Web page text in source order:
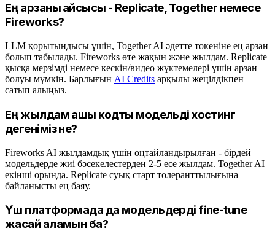
Ең арзаны қайсысы - Replicate, Together немесе
Fireworks?
LLM қорытындысы үшін, Together AI әдетте токеніне ең арзан
болып табылады. Fireworks өте жақын және жылдам. Replicate
қысқа мерзімді немесе кескін/видео жүктемелері үшін арзан
болуы мүмкін. Барлығын AI Credits арқылы жеңілдікпен
сатып алыңыз.
Ең жылдам ашық кодты модельді хостинг
дегеніміз не?
Fireworks AI жылдамдық үшін оңтайландырылған - бірдей
модельдерде жиі бәсекелестерден 2-5 есе жылдам. Together AI
екінші орында. Replicate суық старт толеранттылығына
байланысты ең баяу.
Үш платформада да модельдерді fine-tune
жасай аламын ба?